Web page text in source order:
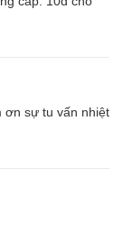
ơn sự tu vấn nhiệt